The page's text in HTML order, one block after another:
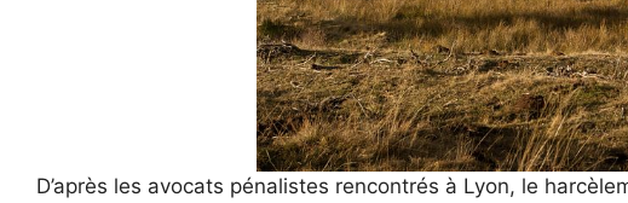
D’après les avocats pénalistes rencontrés à Lyon, le